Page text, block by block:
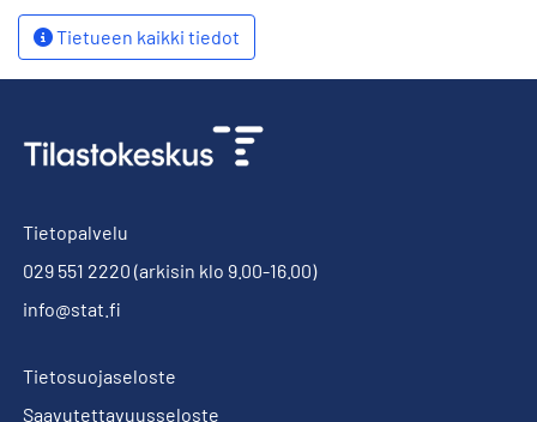
Tietueen kaikki tiedot
Tietopalvelu
029 551 2220 (arkisin klo 9.00-16.00)
info@stat.fi
Tietosuojaseloste
Saavutettavuusseloste